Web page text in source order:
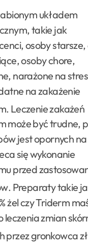
układem
takie jak
osoby starsze,
osoby chore,
narażone na
na zakażenie
. Leczenie zakażeń
może być trudne,
jest opornych
się wykonanie
przed
. Preparaty takie
żel czy Triderm
leczenia zmian
przez gronkowca